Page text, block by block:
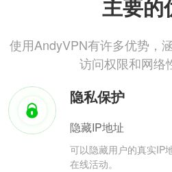
主要的
使用AndyVPN有许多优势，
访问权限和网络
隐私保护
隐藏IP地址
可以隐藏用户的真实IP
在线活动。